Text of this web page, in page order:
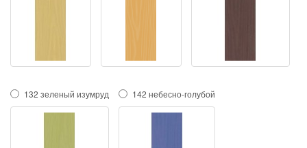
132 зеленый изумруд 142 небесно-голубой